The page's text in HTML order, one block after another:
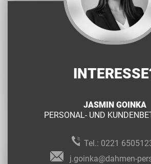
JASMIN GOINKA
PERSONAL- UND
Tel.: 0221
j.goinka@dahmen-